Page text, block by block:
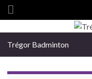
Search for:
Trégor Badminton